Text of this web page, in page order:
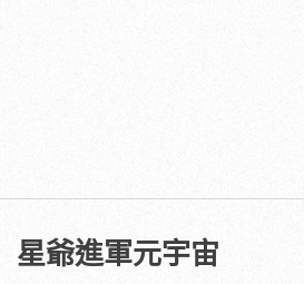
星爺進軍元宇宙